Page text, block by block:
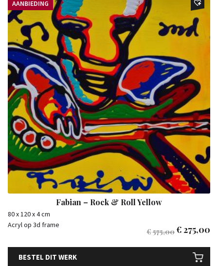
AANBIEDING
Fabian – Rock & Roll Yellow
80 x 120 x 4 cm
Acryl op 3d frame
€575,00€275,00
BESTEL DIT WERK